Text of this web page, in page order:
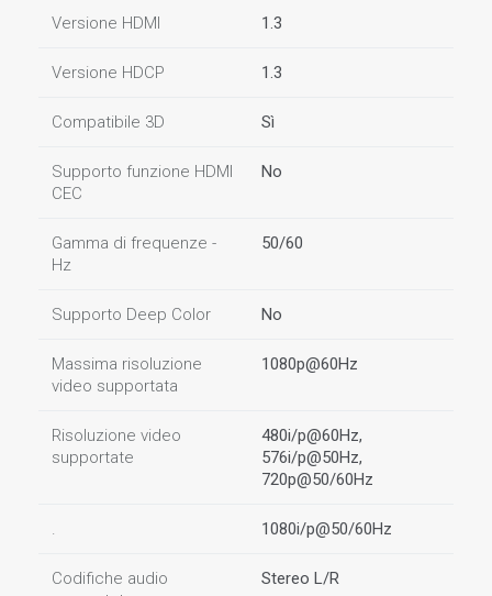
Versione HDMI 1.3
Versione HDCP 1.3
Compatibile 3D Sì
Supporto funzione HDMI
CEC
No
Gamma di frequenze -
Hz
50/60
Supporto Deep Color No
Massima risoluzione
video supportata
1080p@60Hz
Risoluzione video
supportate
480i/p@60Hz,
576i/p@50Hz,
720p@50/60Hz
. 1080i/p@50/60Hz
Codifiche audio
Stereo L/R